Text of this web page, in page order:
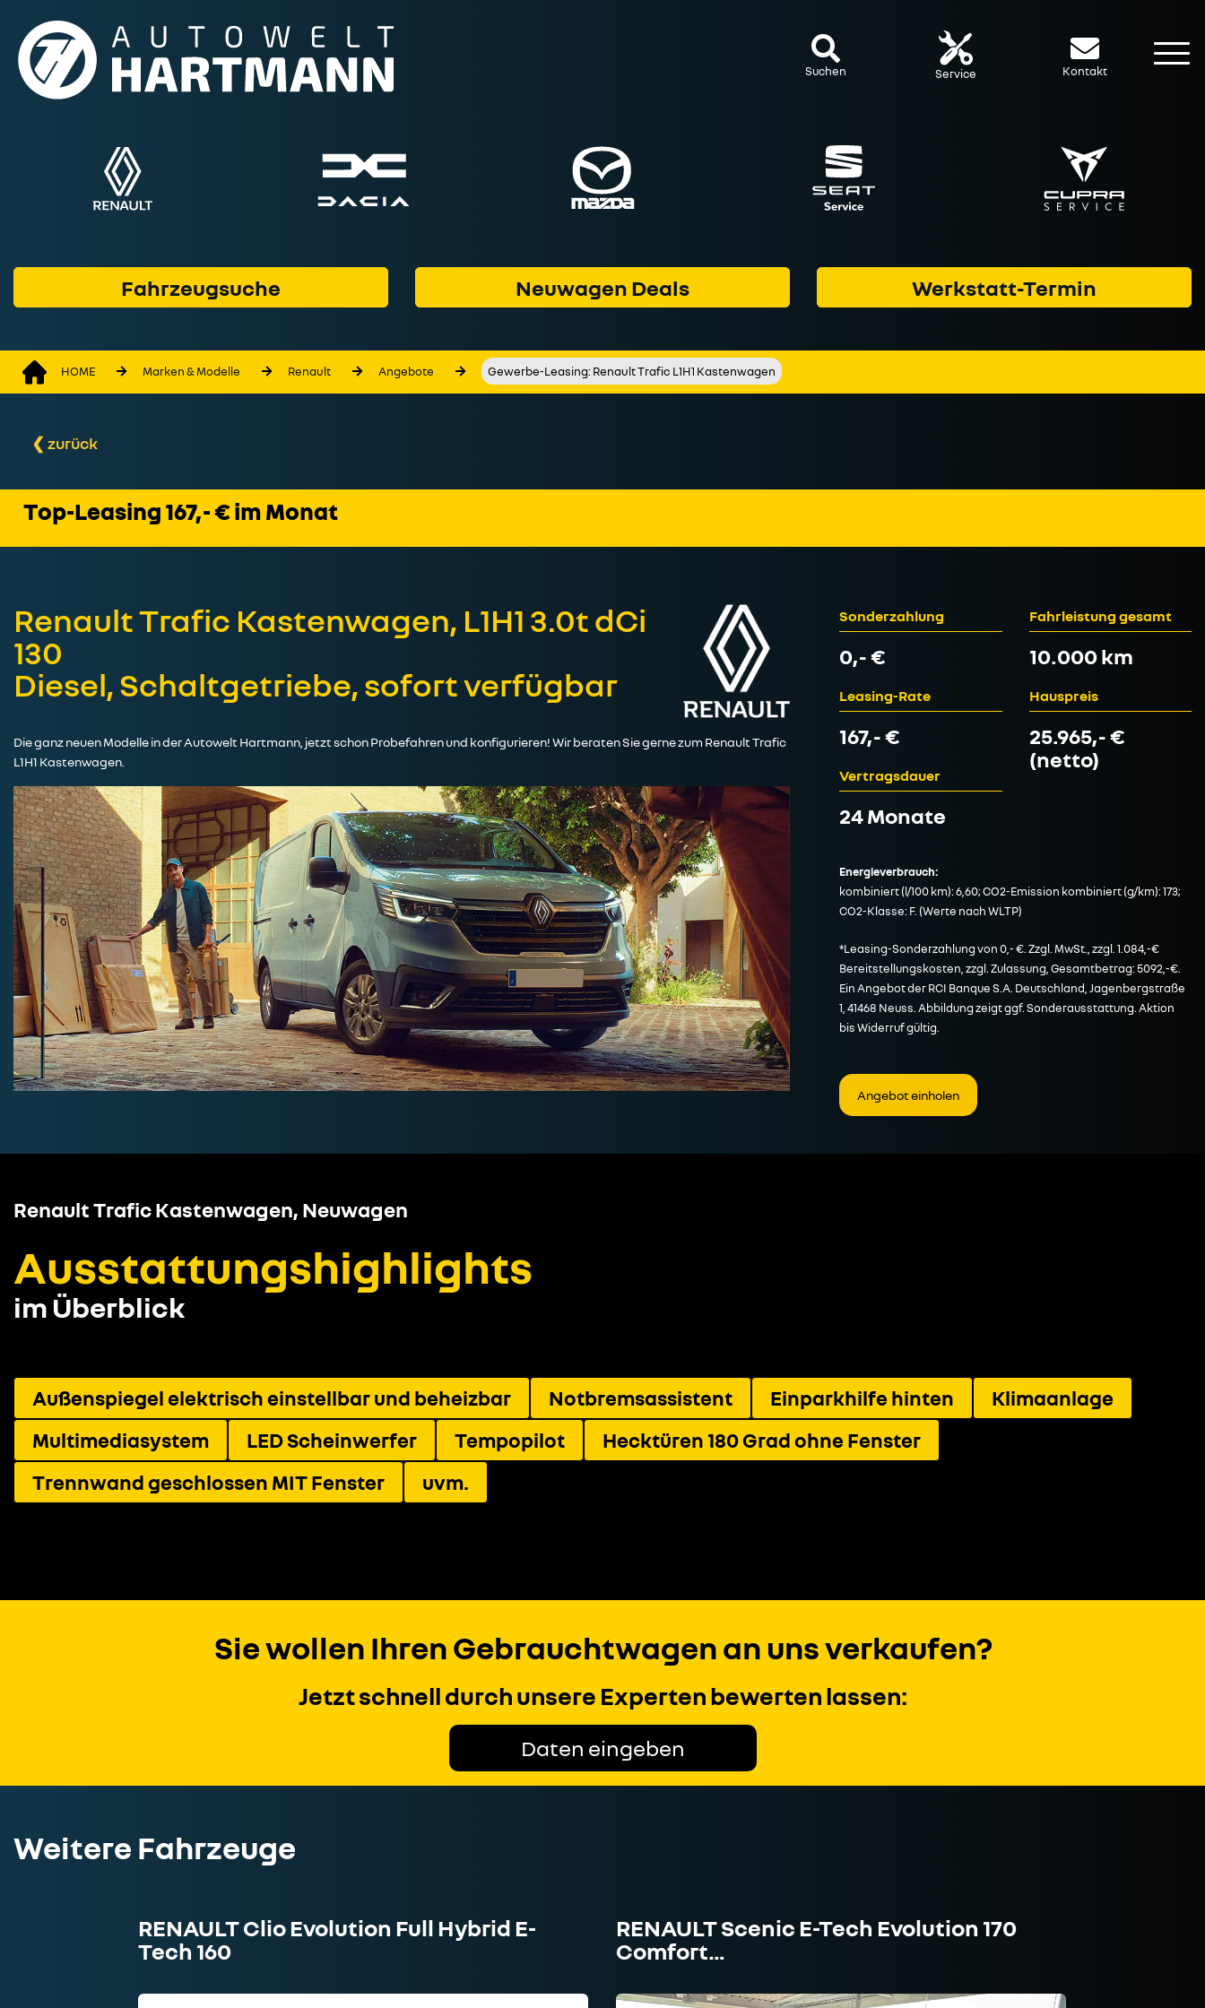
Suchen Service Kontakt
Fahrzeugsuche Neuwagen Deals Werkstatt-Termin
HOME Marken & Modelle Renault Angebote Gewerbe-Leasing: Renault Trafic L1H1 Kastenwagen
Fahrzeuge
Marken & Modelle
Geschäftskunden
Finanzprodukte
❮ zurück
Top-Leasing 167,- € im Monat
Renault Trafic Kastenwagen, L1H1 3.0t dCi
130
Diesel, Schaltgetriebe, sofort verfügbar
Die ganz neuen Modelle in der Autowelt Hartmann, jetzt schon Probefahren und konfigurieren! Wir beraten Sie gerne zum Renault Trafic
L1H1 Kastenwagen.
Sonderzahlung
0,- €
Leasing-Rate
167,- €
Vertragsdauer
24 Monate
Fahrleistung gesamt
10.000 km
Hauspreis
25.965,- €
(netto)
Energieverbrauch:
kombiniert (l/100 km): 6,60; CO2-Emission kombiniert (g/km): 173;
CO2-Klasse: F. (Werte nach WLTP)
*Leasing-Sonderzahlung von 0,- €. Zzgl. MwSt., zzgl. 1.084,-€
Bereitstellungskosten, zzgl. Zulassung, Gesamtbetrag: 5092,-€.
Ein Angebot der RCI Banque S.A. Deutschland, Jagenbergstraße
1, 41468 Neuss. Abbildung zeigt ggf. Sonderausstattung. Aktion
bis Widerruf gültig.
Angebot einholen
Renault Trafic Kastenwagen, Neuwagen
Ausstattungshighlights
im Überblick
Außenspiegel elektrisch einstellbar und beheizbar Notbremsassistent Einparkhilfe hinten
Klimaanlage
Multimediasystem
LED Scheinwerfer Tempopilot
Hecktüren 180 Grad ohne Fenster
Trennwand geschlossen MIT Fenster
uvm.
Sie wollen Ihren Gebrauchtwagen an uns verkaufen?
Jetzt schnell durch unsere Experten bewerten lassen:
Daten eingeben
Weitere Fahrzeuge
RENAULT Clio Evolution Full Hybrid E-
Tech 160
RENAULT Scenic E-Tech Evolution 170
Comfort…